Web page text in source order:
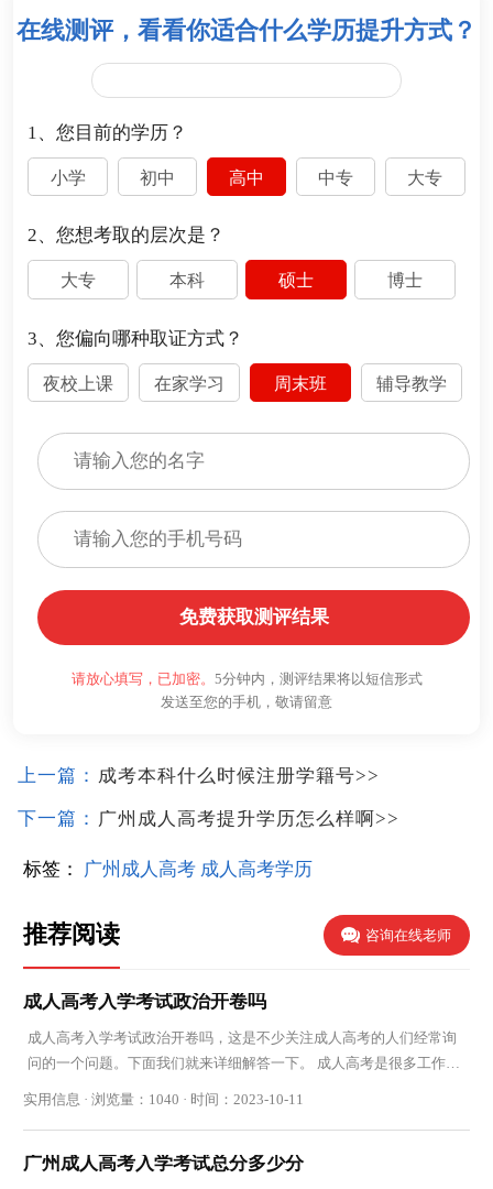
在线测评，看看你适合什么学历提升方式？
1、您目前的学历？
小学 初中 高中 中专 大专
2、您想考取的层次是？
大专 本科 硕士 博士
3、您偏向哪种取证方式？
夜校上课 在家学习 周末班 辅导教学
免费获取测评结果
请放心填写，已加密。 5分钟内，测评结果将以短信形式
发送至您的手机，敬请留意
上一篇： 成考本科什么时候注册学籍号>>
下一篇： 广州成人高考提升学历怎么样啊>>
标签： 广州成人高考 成人高考学历
推荐阅读 咨询在线老师
成人高考入学考试政治开卷吗
成人高考入学考试政治开卷吗，这是不少关注成人高考的人们经常询
问的一个问题。下面我们就来详细解答一下。 成人高考是很多工作了
一段时间后，希望通过进修提升自己学历的上班
实用信息 · 浏览量：1040 · 时间：2023-10-11
广州成人高考入学考试总分多少分